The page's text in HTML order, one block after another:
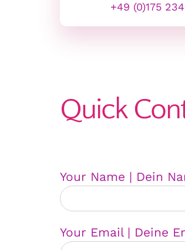
+49 (0)175
Quick
Your Name | Dein
Your Email | Deine